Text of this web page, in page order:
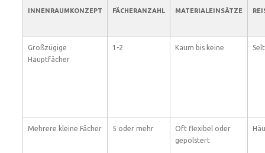
INNENRAUMKONZEPT FÄCHERANZAHL MATERIALEINSÄTZE
Großzügige
Hauptfächer
1-2 Kaum bis keine
Mehrere kleine Fächer 5 oder mehr
Oft flexibel oder
gepolstert